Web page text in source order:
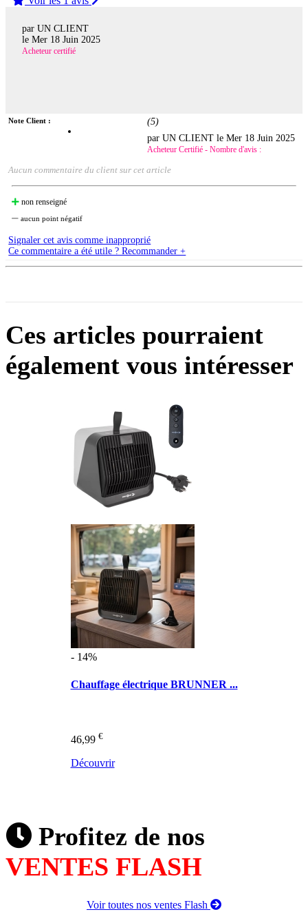
par UN CLIENT
le Mer 18 Juin 2025
Acheteur certifié
Note Client : (5)
par UN CLIENT leMer 18 Juin 2025
Acheteur Certifié - Nombre d'avis :
Aucun commentaire du client sur cet article
non renseigné
aucun point négatif
Signaler cet avis comme inapproprié
Ce commentaire a été utile ? Recommander +
Ces articles pourraient
également vous intéresser
- 14%
Chauffage électrique BRUNNER ...
46,99 €
Découvrir
Profitez de nos
VENTES FLASH
Voir toutes nos ventes Flash